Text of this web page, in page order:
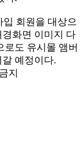
회원을 대상으
화면 이미지 다
로도 유시몰 앰버
예정이다.
지